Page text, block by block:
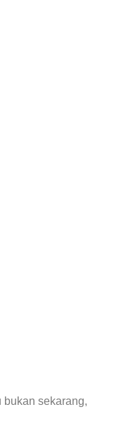
sekarang,